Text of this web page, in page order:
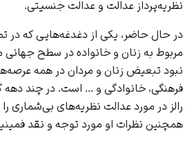
نظریه‌پرداز عدالت و عدالت جنسیتی.
در حال حاضر، یکی از دغدغه‌هایی که در
مربوط به زنان و خانواده در سطح جهانی
نبود تبعیض زنان و مردان در همه
فرهنگی، خانوادگی و ... است. در چند
رالز در مورد عدالت نظریه‌های بی‌شماری
همچنین نظرات او مورد توجه و نقد